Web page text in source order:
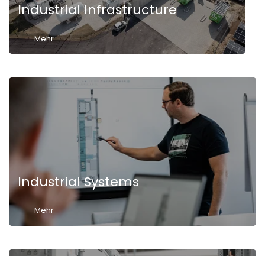
Industrial Infrastructure
Mehr
Industrial Systems
Mehr